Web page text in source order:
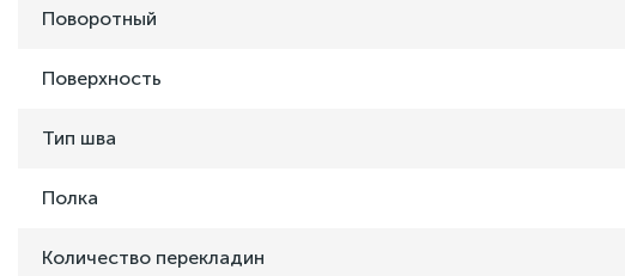
Поворотный
Поверхность
Тип шва
Полка
Количество перекладин